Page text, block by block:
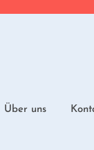
Über uns